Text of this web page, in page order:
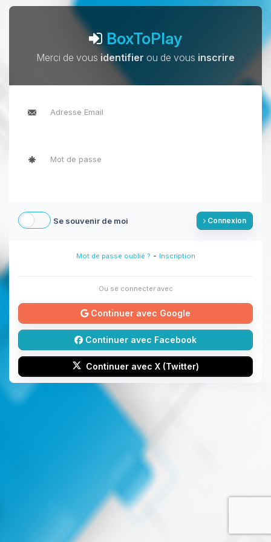
BoxToPlay
Merci de vous identifier ou de vous inscrire
Se souvenir de moi Connexion
Mot de passe oublié ? - Inscription
Ou se connecter avec
Continuer avec Google
Continuer avec Facebook
Continuer avec X (Twitter)